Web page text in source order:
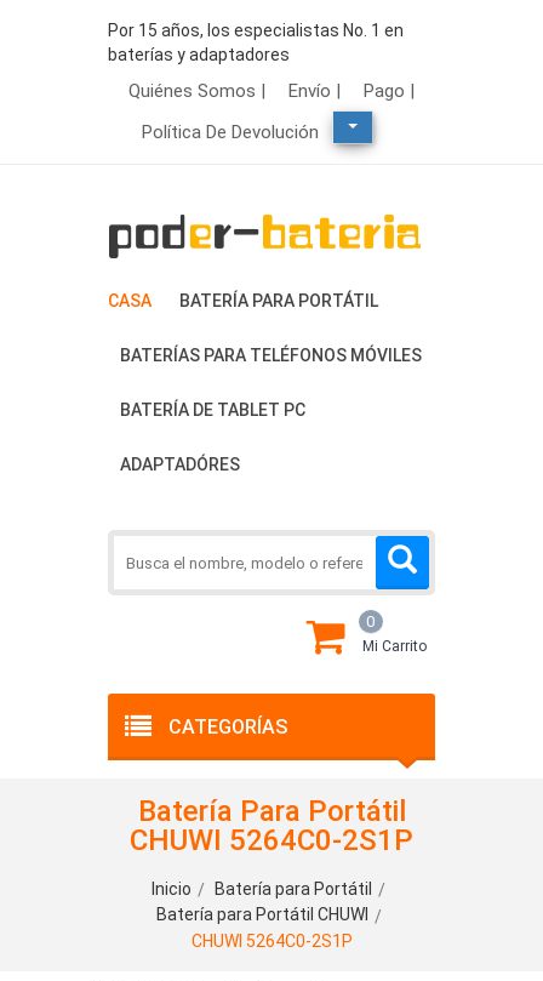
Por 15 años, los especialistas No. 1 en
baterías y adaptadores
Quiénes Somos | Envío |
Pago |
Política De Devolución
CASA BATERÍA PARA PORTÁTIL
BATERÍAS PARA TELÉFONOS MÓVILES
BATERÍA DE TABLET PC
ADAPTADÓRES
CATEGORÍAS
0
Mi Carrito
Batería Para Portátil
CHUWI 5264C0-2S1P
Inicio
Batería para Portátil
Batería para Portátil CHUWI
CHUWI 5264C0-2S1P